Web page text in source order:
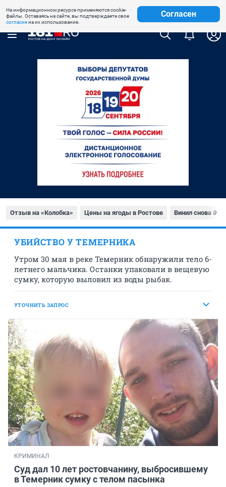
Недвижимость Знакомства Погода Телепрограмма
Отзыв на «Колобка» Цены на ягоды в Ростове Винил снова в
УБИЙСТВО У ТЕМЕРНИКА
Утром 30 мая в реке Темерник обнаружили тело 6-
летнего мальчика. Останки упаковали в вещевую
сумку, которую выловил из воды рыбак.
УТОЧНИТЬ ЗАПРОС
КРИМИНАЛ
Суд дал 10 лет ростовчанину, выбросившему
в Темерник сумку с телом пасынка
На информационном ресурсе применяются cookie-
файлы. Оставаясь на сайте, вы подтверждаете свое
согласиена их использование.
Согласен